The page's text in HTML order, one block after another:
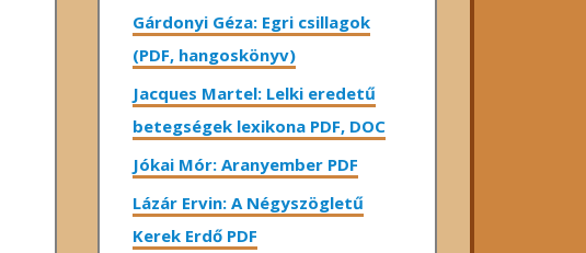
Gárdonyi Géza: Egri csillagok
(PDF, hangoskönyv)
Jacques Martel: Lelki eredetű
betegségek lexikona PDF, DOC
Jókai Mór: Aranyember PDF
Lázár Ervin: A Négyszögletű
Kerek Erdő PDF